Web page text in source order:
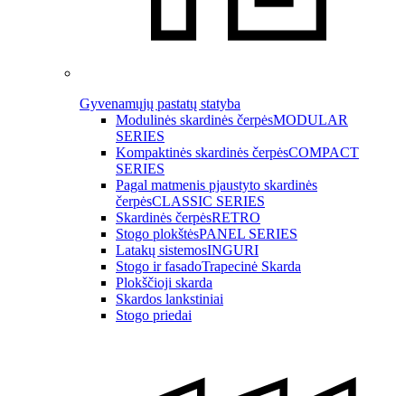
Gyvenamųjų pastatų statyba
Modulinės skardinės čerpėsMODULAR
SERIES
Kompaktinės skardinės čerpėsCOMPACT
SERIES
Pagal matmenis pjaustyto skardinės
čerpėsCLASSIC SERIES
Skardinės čerpėsRETRO
Stogo plokštėsPANEL SERIES
Latakų sistemosINGURI
Stogo ir fasadoTrapecinė Skarda
Plokščioji skarda
Skardos lankstiniai
Stogo priedai